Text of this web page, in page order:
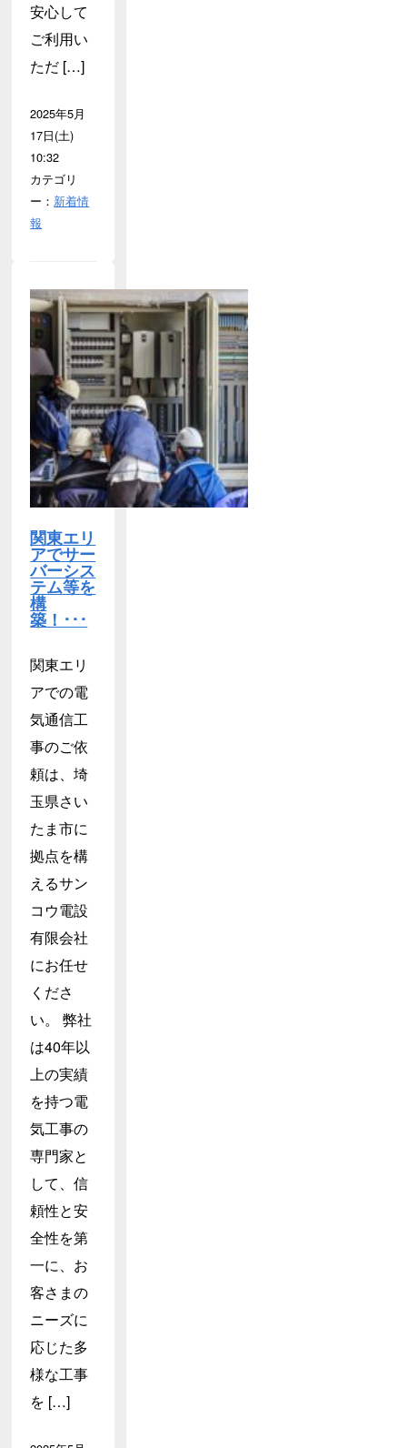
安心して
ご利用い
ただ […]
2025年5月
17日(土)
10:32
カテゴリ
ー： 新着情
報
関東エリ
アでサー
バーシス
テム等を
構
築！･･･
関東エリ
アでの電
気通信工
事のご依
頼は、埼
玉県さい
たま市に
拠点を構
えるサン
コウ電設
有限会社
にお任せ
くださ
い。 弊社
は40年以
上の実績
を持つ電
気工事の
専門家と
して、信
頼性と安
全性を第
一に、お
客さまの
ニーズに
応じた多
様な工事
を […]